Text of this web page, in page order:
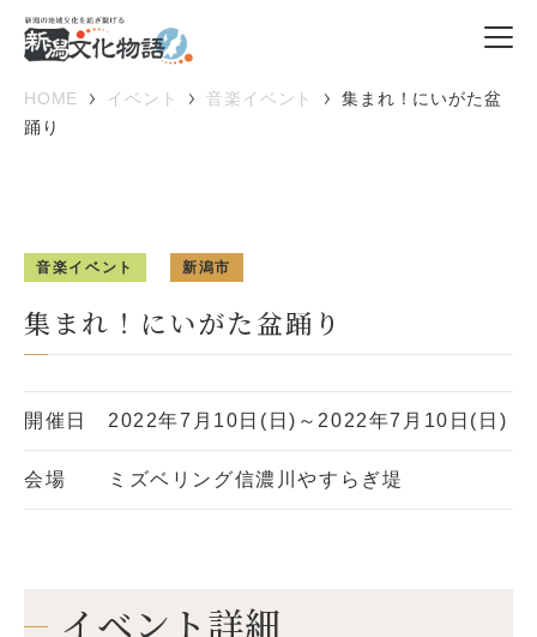
HOME イベント 音楽イベント
集まれ！にいがた盆
踊り
音楽イベント 新潟市
集まれ！にいがた盆踊り
開催日 2022年7月10日(日)～2022年7月10日(日)
会場 ミズベリング信濃川やすらぎ堤
イベント詳細